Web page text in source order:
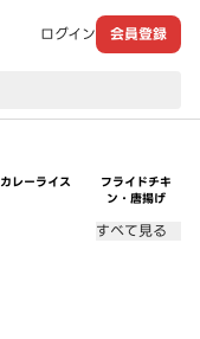
ログイン 会員登録
カレーライス
フライドチキ
ン・唐揚げ
すべて見る